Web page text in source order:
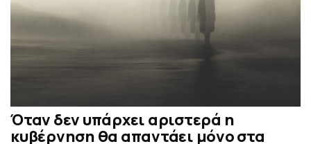
Όταν δεν υπάρχει αριστερά η
κυβέρνηση θα απαντάει μόνο στα